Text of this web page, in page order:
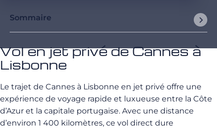
Sommaire
Vol en jet privé de Cannes à
Lisbonne
Le trajet de Cannes à Lisbonne en jet privé offre une
expérience de voyage rapide et luxueuse entre la Côte
d’Azur et la capitale portugaise. Avec une distance
d’environ 1 400 kilomètres, ce vol direct dure